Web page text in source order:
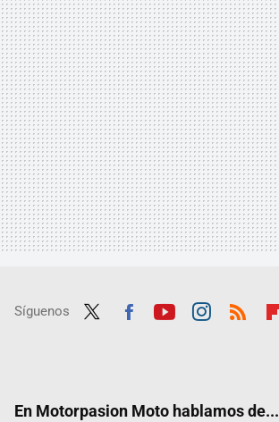
Síguenos
En Motorpasion Moto hablamos de...